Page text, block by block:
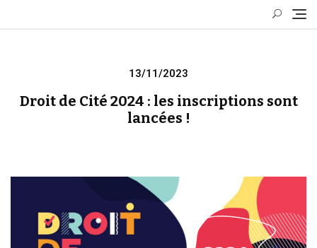
Posted
13/11/2023
Droit de Cité 2024 : les inscriptions sont
lancées !